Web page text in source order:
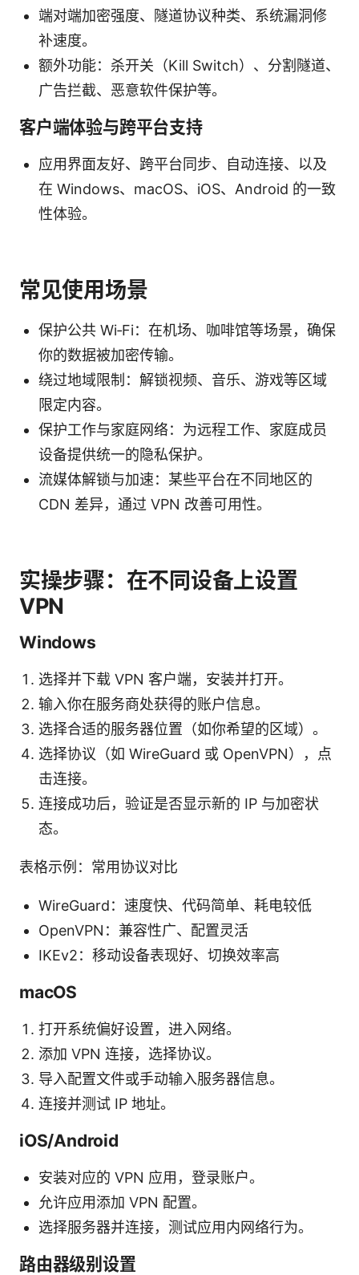
端对端加密强度、隧道协议种类、系统漏洞修
补速度。
额外功能：杀开关（Kill Switch）、分割隧道、
广告拦截、恶意软件保护等。
客户端体验与跨平台支持
应用界面友好、跨平台同步、自动连接、以及
在 Windows、macOS、iOS、Android 的一致
性体验。
常见使用场景
保护公共 Wi‑Fi：在机场、咖啡馆等场景，确保
你的数据被加密传输。
绕过地域限制：解锁视频、音乐、游戏等区域
限定内容。
保护工作与家庭网络：为远程工作、家庭成员
设备提供统一的隐私保护。
流媒体解锁与加速：某些平台在不同地区的
CDN 差异，通过 VPN 改善可用性。
实操步骤：在不同设备上设置
VPN
Windows
选择并下载 VPN 客户端，安装并打开。
输入你在服务商处获得的账户信息。
选择合适的服务器位置（如你希望的区域）。
选择协议（如 WireGuard 或 OpenVPN），点
击连接。
连接成功后，验证是否显示新的 IP 与加密状
态。
表格示例：常用协议对比
WireGuard：速度快、代码简单、耗电较低
OpenVPN：兼容性广、配置灵活
IKEv2：移动设备表现好、切换效率高
macOS
打开系统偏好设置，进入网络。
添加 VPN 连接，选择协议。
导入配置文件或手动输入服务器信息。
连接并测试 IP 地址。
iOS/Android
安装对应的 VPN 应用，登录账户。
允许应用添加 VPN 配置。
选择服务器并连接，测试应用内网络行为。
路由器级别设置